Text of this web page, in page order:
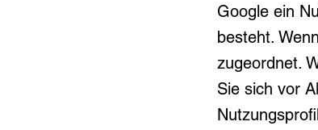
Google ein
besteht.
zugeordnet.
Sie sich vor